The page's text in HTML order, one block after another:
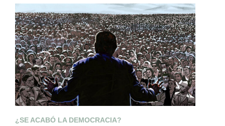
¿SE ACABÓ LA DEMOCRACIA?